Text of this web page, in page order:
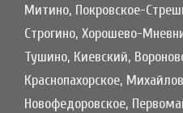
Митино, Покровское-
Строгино, Хорошево-
Тушино, Киевский,
Краснопахорское,
Новофедоровское,